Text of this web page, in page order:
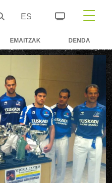
ES
EMAITZAK DENDA